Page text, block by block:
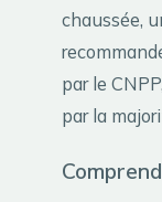
chaussée,
par le
par la